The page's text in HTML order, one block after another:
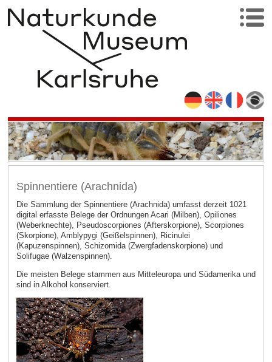
Spinnentiere (Arachnida)
Die Sammlung der Spinnentiere (Arachnida) umfasst derzeit 1021
digital erfasste Belege der Ordnungen Acari (Milben), Opiliones
(Weberknechte), Pseudoscorpiones (Afterskorpione), Scorpiones
(Skorpione), Amblypygi (Geißelspinnen), Ricinulei
(Kapuzenspinnen), Schizomida (Zwergfadenskorpione) und
Solifugae (Walzenspinnen).
Die meisten Belege stammen aus Mitteleuropa und Südamerika und
sind in Alkohol konserviert.